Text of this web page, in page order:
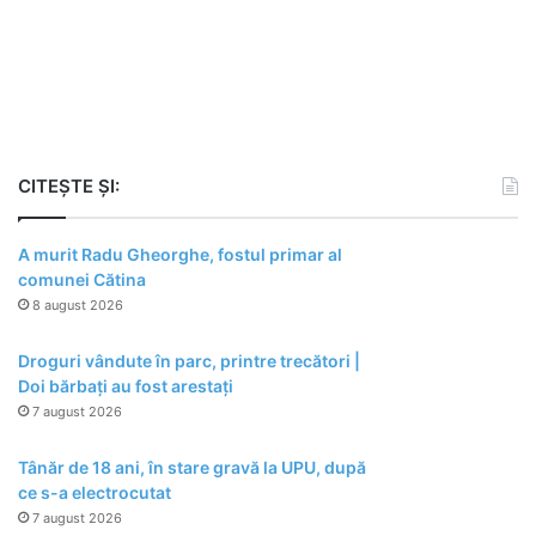
CITEȘTE ȘI:
A murit Radu Gheorghe, fostul primar al
comunei Cătina
8 august 2026
Droguri vândute în parc, printre trecători |
Doi bărbați au fost arestați
7 august 2026
Tânăr de 18 ani, în stare gravă la UPU, după
ce s-a electrocutat
7 august 2026